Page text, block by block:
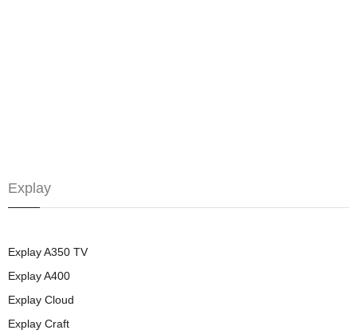
Explay
Explay A350 TV
Explay A400
Explay Cloud
Explay Craft